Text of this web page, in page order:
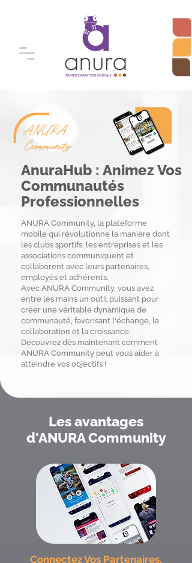
ANURA
Community
AnuraHub : Animez Vos
Communautés
Professionnelles
ANURA Community, la plateforme
mobile qui révolutionne la manière dont
les clubs sportifs, les entreprises et les
associations communiquent et
collaborent avec leurs partenaires,
employés et adhérents.
Avec ANURA Community, vous avez
entre les mains un outil puissant pour
créer une véritable dynamique de
communauté, favorisant l'échange, la
collaboration et la croissance.
Découvrez dès maintenant comment
ANURA Community peut vous aider à
atteindre vos objectifs !
Les avantages
d'ANURA Community
Connectez Vos Partenaires,